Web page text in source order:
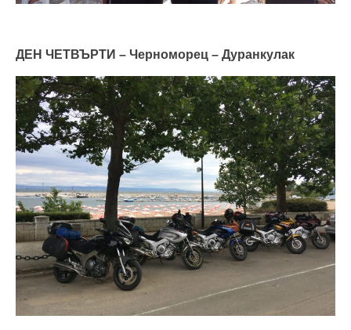
ДЕН ЧЕТВЪРТИ – Черноморец – Дуранкулак